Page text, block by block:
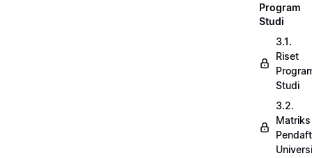
Program
Studi
3.1.
Riset
Studi
3.2.
Matriks